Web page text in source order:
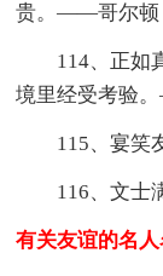
贵。——哥尔顿
114、正如
境里经受考验
115、宴
116、文
有关友谊的名